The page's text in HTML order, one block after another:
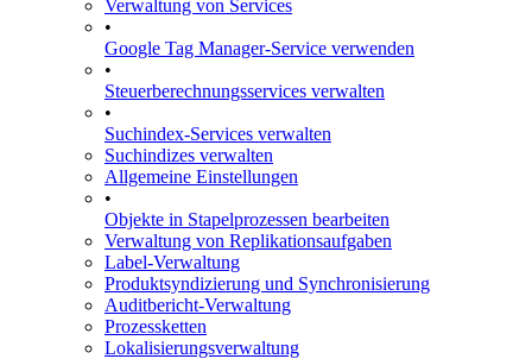
Verwaltung von Services
•
Google Tag Manager-Service verwenden
•
Steuerberechnungsservices verwalten
•
Suchindex-Services verwalten
Suchindizes verwalten
Allgemeine Einstellungen
•
Objekte in Stapelprozessen bearbeiten
Verwaltung von Replikationsaufgaben
Label-Verwaltung
Produktsyndizierung und Synchronisierung
Auditbericht-Verwaltung
Prozessketten
Lokalisierungsverwaltung